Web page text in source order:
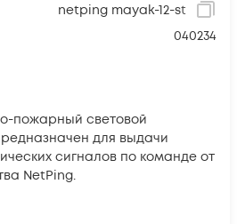
netping mayak-12-st
040234
пожарный световой
для выдачи
сигналов по команде от
NetPing.